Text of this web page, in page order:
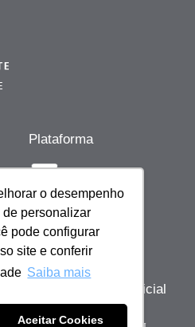
o desempenho
personalizar
pode configurar
site e conferir
Saiba mais
Aceitar Cookies
Plataforma
Desenvolvido por
Baby | Licença Oficial
reservados